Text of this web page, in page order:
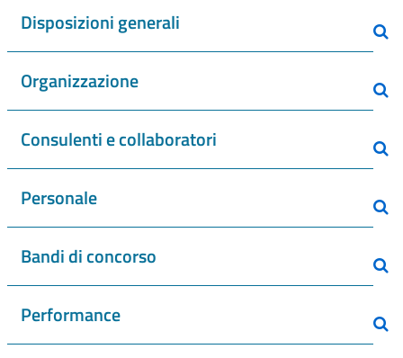
Disposizioni generali
Organizzazione
Consulenti e collaboratori
Personale
Bandi di concorso
Performance